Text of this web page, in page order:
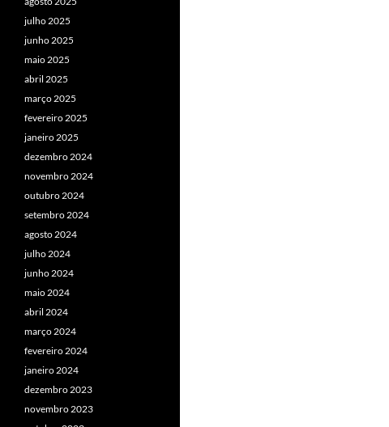
julho 2025
junho 2025
maio 2025
abril 2025
março 2025
fevereiro 2025
janeiro 2025
dezembro 2024
novembro 2024
outubro 2024
setembro 2024
agosto 2024
julho 2024
junho 2024
maio 2024
abril 2024
março 2024
fevereiro 2024
janeiro 2024
dezembro 2023
novembro 2023